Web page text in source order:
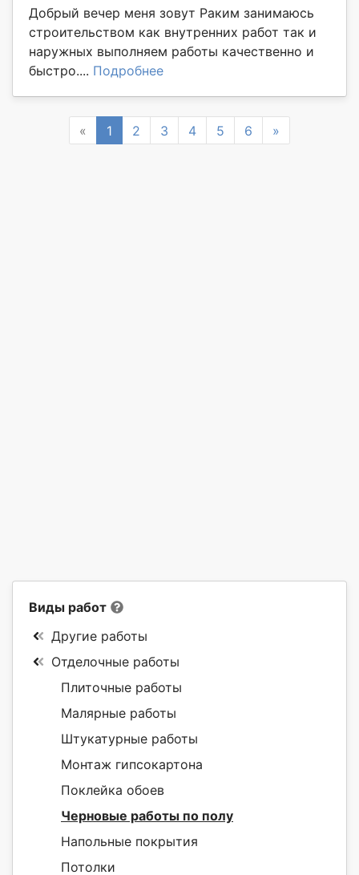
Добрый вечер меня зовут Раким занимаюсь
строительством как внутренних работ так и
наружных выполняем работы качественно и
быстро.... Подробнее
« Previous
1 2 3 4 5 6 »
Виды работ
Другие работы
Отделочные работы
Плиточные работы
Малярные работы
Штукатурные работы
Монтаж гипсокартона
Поклейка обоев
Черновые работы по полу
Напольные покрытия
Потолки